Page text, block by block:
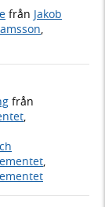
från Jakob
,
från
,
,